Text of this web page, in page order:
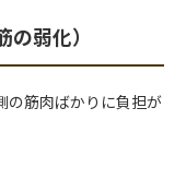
弱化）
の筋肉ばかりに負担が